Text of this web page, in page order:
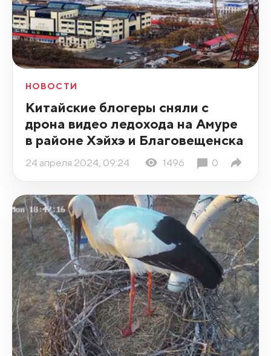
НОВОСТИ
Китайские блогеры сняли с
дрона видео ледохода на Амуре
в районе Хэйхэ и Благовещенска
24 апреля 2024, 09:24 1496 0